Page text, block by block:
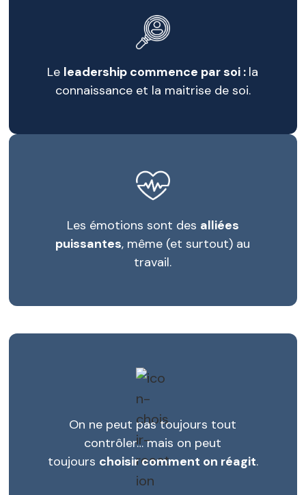
Le leadership commence par soi : la
connaissance et la maitrise de soi.
Les émotions sont des alliées
puissantes, même (et surtout) au
travail.
On ne peut pas toujours tout
contrôler… mais on peut
toujours choisir comment on réagit.